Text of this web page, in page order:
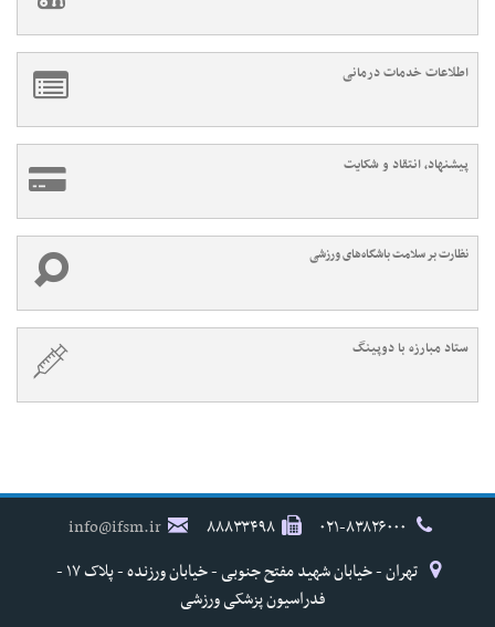
اطلاعات خدمات درمانی
پیشنهاد، انتقاد و شکایت
نظارت بر سلامت باشگاه‌های ورزشی
ستاد مبارزه با دوپینگ
۸۸۸۳۳۴۹۸
info@ifsm.ir
تهران - خیابان شهید مفتح جنوبی - خیابان ورزنده - پلاک ۱۷ -
فدراسیون پزشکی ورزشی